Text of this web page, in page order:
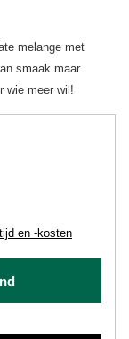
melange met
smaak maar
wie meer wil!
en -kosten